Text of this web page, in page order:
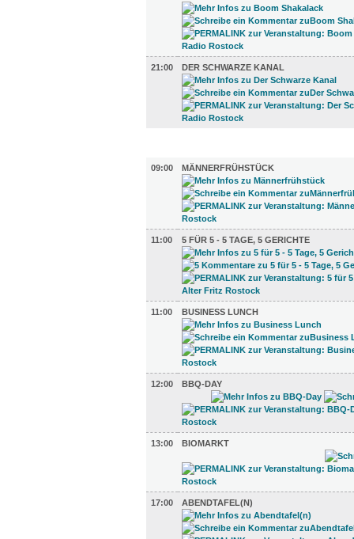
21:00 DER SCHWARZE KANAL
09:00
MÄNNERFRÜHSTÜCK
11:00 5 FÜR 5 - 5 TAGE, 5 GERICHTE
11:00 BUSINESS LUNCH
12:00 BBQ-DAY
13:00 BIOMARKT
17:00 ABENDTAFEL(N)